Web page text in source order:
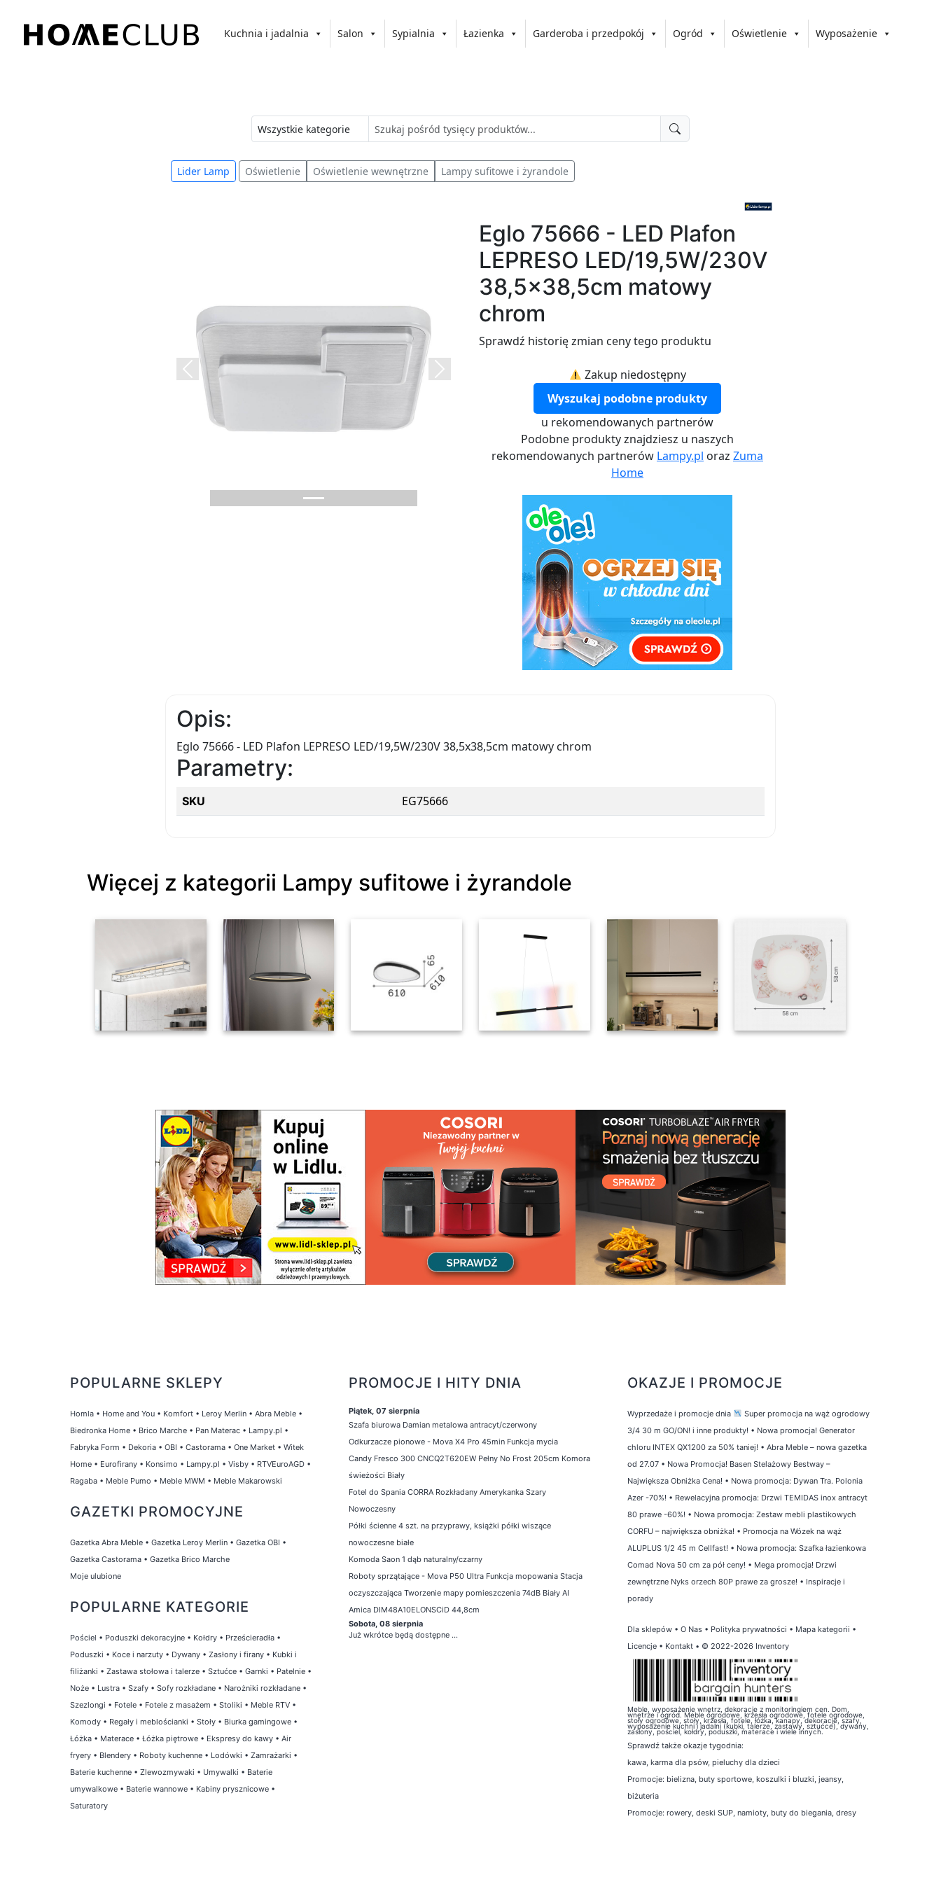
treści
Kuchnia i jadalnia Salon Sypialnia Łazienka Garderoba i przedpokój Ogród Oświetlenie Wyposażenie
Lider Lamp Oświetlenie Oświetlenie wewnętrzne Lampy sufitowe i żyrandole
Previous Next
Eglo 75666 - LED Plafon
LEPRESO LED/19,5W/230V
38,5x38,5cm matowy
chrom
Sprawdź historię zmian ceny tego produktu
Zakup niedostępny
Wyszukaj podobne produkty
u rekomendowanych partnerów
Podobne produkty znajdziesz u naszych
rekomendowanych partnerów Lampy.pl oraz Zuma
Home
Opis:
Eglo 75666 - LED Plafon LEPRESO LED/19,5W/230V 38,5x38,5cm matowy chrom
Parametry:
SKU EG75666
Więcej z kategorii Lampy sufitowe i żyrandole
POPULARNE SKLEPY
Homla • Home and You • Komfort • Leroy Merlin • Abra Meble •
Biedronka Home • Brico Marche • Pan Materac • Lampy.pl •
Fabryka Form • Dekoria • OBI • Castorama • One Market • Witek
Home • Eurofirany • Konsimo • Lampy.pl • Visby • RTVEuroAGD •
Ragaba • Meble Pumo • Meble MWM • Meble Makarowski
GAZETKI PROMOCYJNE
Gazetka Abra Meble • Gazetka Leroy Merlin • Gazetka OBI •
Gazetka Castorama • Gazetka Brico Marche
Moje ulubione
POPULARNE KATEGORIE
Pościel • Poduszki dekoracyjne • Kołdry • Prześcieradła •
Poduszki • Koce i narzuty • Dywany • Zasłony i firany • Kubki i
filiżanki • Zastawa stołowa i talerze • Sztućce • Garnki • Patelnie •
Noże • Lustra • Szafy • Sofy rozkładane • Narożniki rozkładane •
Szezlongi • Fotele • Fotele z masażem • Stoliki • Meble RTV •
Komody • Regały i meblościanki • Stoły • Biurka gamingowe •
Łóżka • Materace • Łóżka piętrowe • Ekspresy do kawy • Air
fryery • Blendery • Roboty kuchenne • Lodówki • Zamrażarki •
Baterie kuchenne • Zlewozmywaki • Umywalki • Baterie
umywalkowe • Baterie wannowe • Kabiny prysznicowe •
Saturatory
PROMOCJE I HITY DNIA
Piątek, 07 sierpnia
Szafa biurowa Damian metalowa antracyt/czerwony
Odkurzacze pionowe - Mova X4 Pro 45min Funkcja mycia
Candy Fresco 300 CNCQ2T620EW Pełny No Frost 205cm Komora
świeżości Biały
Fotel do Spania CORRA Rozkładany Amerykanka Szary
Nowoczesny
Półki ścienne 4 szt. na przyprawy, książki półki wiszące
nowoczesne białe
Komoda Saon 1 dąb naturalny/czarny
Roboty sprzątające - Mova P50 Ultra Funkcja mopowania Stacja
oczyszczająca Tworzenie mapy pomieszczenia 74dB Biały AI
Amica DIM48A10ELONSCiD 44,8cm
Sobota, 08 sierpnia
Już wkrótce będą dostępne ...
OKAZJE I PROMOCJE
Wyprzedaże i promocje dnia
Super promocja na wąż ogrodowy
3/4 30 m GO/ON! i inne produkty! • Nowa promocja! Generator
chloru INTEX QX1200 za 50% taniej! • Abra Meble – nowa gazetka
od 27.07 • Nowa Promocja! Basen Stelażowy Bestway –
Największa Obniżka Cena! • Nowa promocja: Dywan Tra. Polonia
Azer -70%! • Rewelacyjna promocja: Drzwi TEMIDAS inox antracyt
80 prawe -60%! • Nowa promocja: Zestaw mebli plastikowych
CORFU – największa obniżka! • Promocja na Wózek na wąż
ALUPLUS 1/2 45 m Cellfast! • Nowa promocja: Szafka łazienkowa
Comad Nova 50 cm za pół ceny! • Mega promocja! Drzwi
zewnętrzne Nyks orzech 80P prawe za grosze! • Inspiracje i
porady
Dla sklepów • O Nas • Polityka prywatności • Mapa kategorii •
Licencje • Kontakt • © 2022-2026 Inventory
Meble, wyposażenie wnętrz, dekoracje z monitoringiem cen. Dom,
wnętrze i ogród. Meble ogrodowe, krzesła ogrodowe, fotele ogrodowe,
stoły ogrodowe, stoły, krzesła, fotele, łóżka, kanapy, dekoracje, szafy,
wyposażenie kuchni i jadalni (kubki, talerze, zastawy, sztućce), dywany,
zasłony, pościel, kołdry, poduszki, materace i wiele innych.
Sprawdź także okazje tygodnia:
kawa, karma dla psów, pieluchy dla dzieci
Promocje: bielizna, buty sportowe, koszulki i bluzki, jeansy,
biżuteria
Promocje: rowery, deski SUP, namioty, buty do biegania, dresy